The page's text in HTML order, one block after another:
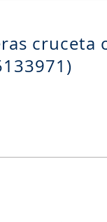
cruceta